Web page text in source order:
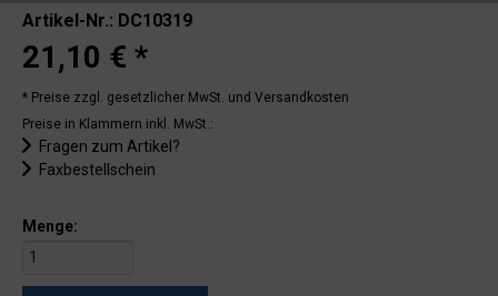
Artikel-Nr.: DC10319
21,10 € *
* Preise zzgl. gesetzlicher MwSt. und Versandkosten
Preise in Klammern inkl. MwSt.:
Fragen zum Artikel?
Faxbestellschein
Menge: